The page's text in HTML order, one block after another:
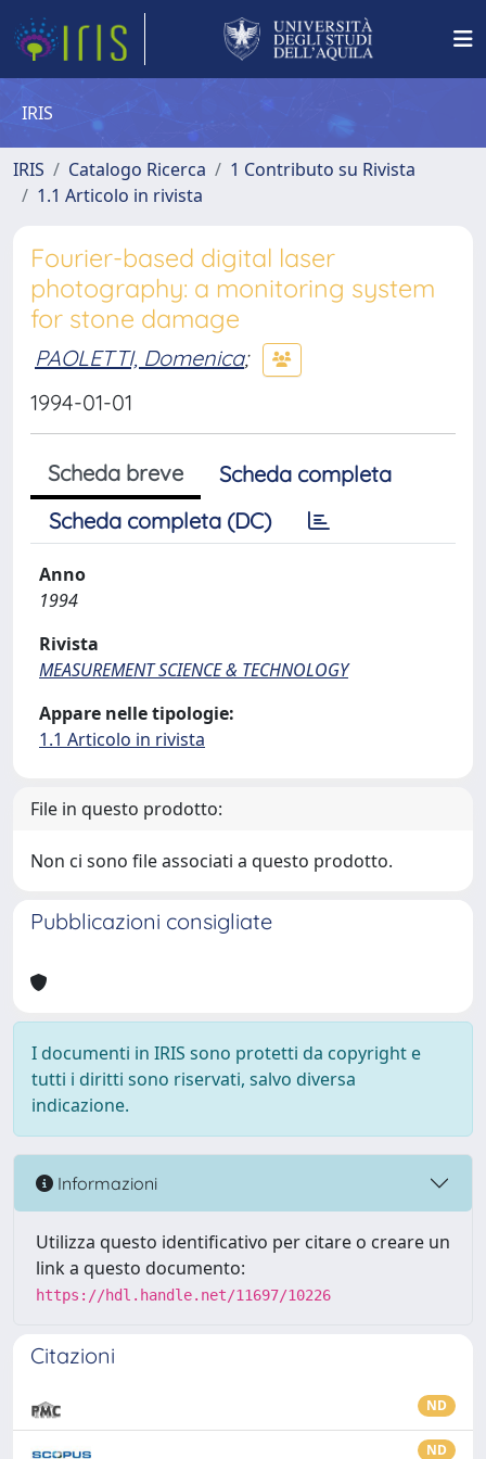
IRIS
IRIS Catalogo Ricerca
1 Contributo su Rivista
1.1 Articolo in rivista
Fourier-based digital laser
photography: a monitoring system
for stone damage
PAOLETTI, Domenica;
1994-01-01
Scheda breve
Scheda completa
Scheda completa (DC)
Anno
1994
Rivista
MEASUREMENT SCIENCE & TECHNOLOGY
Appare nelle tipologie:
1.1 Articolo in rivista
File in questo prodotto:
Non ci sono file associati a questo prodotto.
Pubblicazioni consigliate
I documenti in IRIS sono protetti da copyright e
tutti i diritti sono riservati, salvo diversa
indicazione.
Informazioni
Utilizza questo identificativo per citare o creare un
link a questo documento:
https://hdl.handle.net/11697/10226
Citazioni
ND
ND